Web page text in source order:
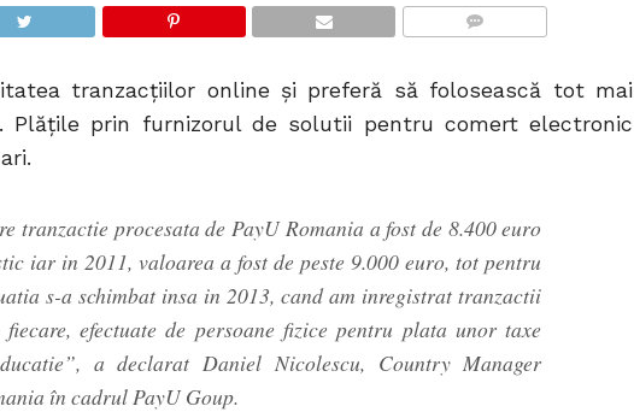
tranzacțiilor online și preferă să folosească tot mai
Plățile prin furnizorul de solutii pentru comert electronic
tranzactie procesata de PayU Romania a fost de 8.400 euro
iar in 2011, valoarea a fost de peste 9.000 euro, tot pentru
s-a schimbat insa in 2013, cand am inregistrat tranzactii
efectuate de persoane fizice pentru plata unor taxe
a declarat Daniel Nicolescu, Country Manager
în cadrul PayU Goup.